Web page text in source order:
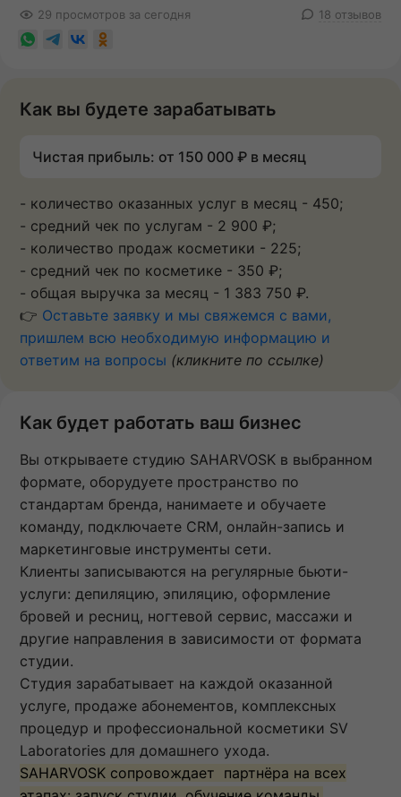
29 просмотров за сегодня 18 отзывов
Как вы будете зарабатывать
Чистая прибыль: от 150 000 ₽ в месяц
- количество оказанных услуг в месяц - 450;
- средний чек по услугам - 2 900 ₽;
- количество продаж косметики - 225;
- средний чек по косметике - 350 ₽;
- общая выручка за месяц - 1 383 750 ₽.
👉 Оставьте заявку и мы свяжемся с вами,
пришлем всю необходимую информацию и
ответим на вопросы (кликните по ссылке)
Как будет работать ваш бизнес
Вы открываете студию SAHARVOSK в выбранном
формате, оборудуете пространство по
стандартам бренда, нанимаете и обучаете
команду, подключаете CRM, онлайн-запись и
маркетинговые инструменты сети.
Клиенты записываются на регулярные бьюти-
услуги: депиляцию, эпиляцию, оформление
бровей и ресниц, ногтевой сервис, массажи и
другие направления в зависимости от формата
студии.
Студия зарабатывает на каждой оказанной
услуге, продаже абонементов, комплексных
процедур и профессиональной косметики SV
Laboratories для домашнего ухода.
SAHARVOSK сопровождает партнёра на всех